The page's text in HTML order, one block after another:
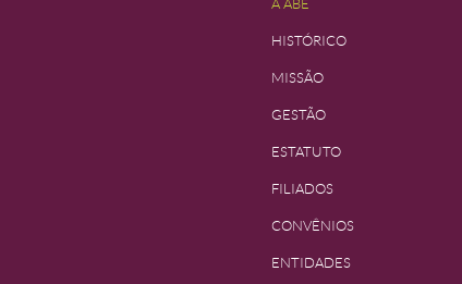
A ABE
HISTÓRICO
MISSÃO
GESTÃO
ESTATUTO
FILIADOS
CONVÊNIOS
ENTIDADES